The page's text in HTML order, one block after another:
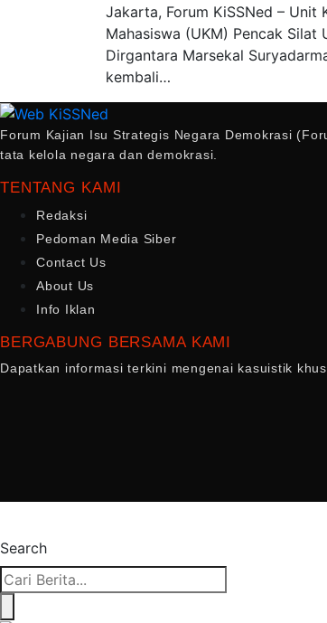
Jakarta, Forum KiSSNed – Unit
Mahasiswa (UKM) Pencak Silat
Dirgantara Marsekal
kembali…
Forum Kajian Isu Strategis Negara Demokrasi
tata kelola negara dan demokrasi.
TENTANG KAMI
Redaksi
Pedoman Media Siber
Contact Us
About Us
Info Iklan
BERGABUNG BERSAMA KAMI
Dapatkan informasi terkini mengenai kasuistik
Search